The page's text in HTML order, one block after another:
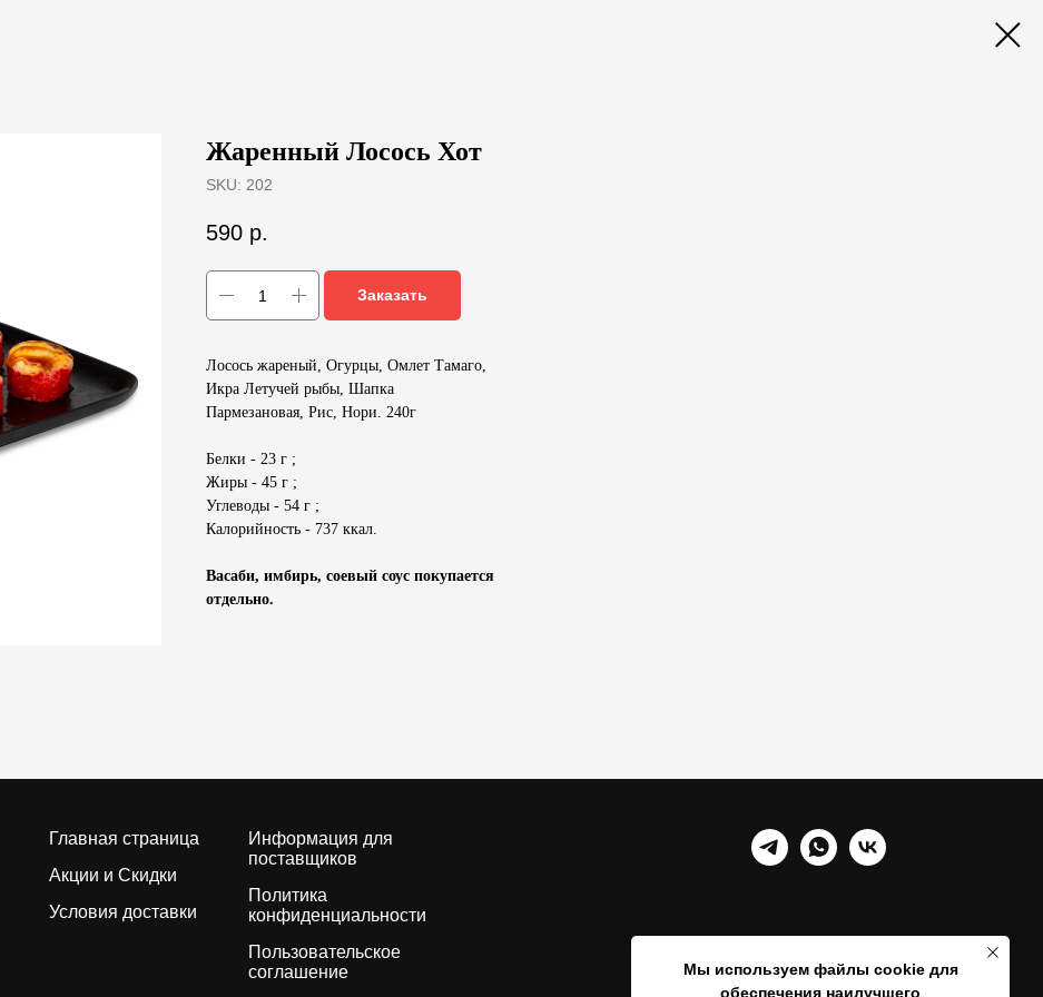
Жаренный Лосось Хот
SKU: 202
590 р.
Заказать
Лосось жареный, Огурцы, Омлет Тамаго,
Икра Летучей рыбы, Шапка
Пармезановая, Рис, Нори. 240г
Белки - 23 г ;
Жиры - 45 г ;
Углеводы - 54 г ;
Калорийность - 737 ккал.
Васаби, имбирь, соевый соус покупается
отдельно.
Главная страница
Акции и Скидки
Условия доставки
Информация для
поставщиков
Политика
конфиденциальности
Пользовательское
соглашение
Мы используем файлы cookie для
обеспечения наилучшего